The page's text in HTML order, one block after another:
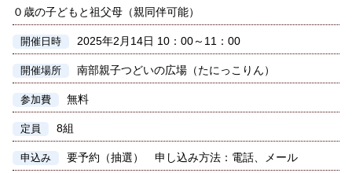
０歳の子どもと祖父母（親同伴可能）
開催日時 2025年2月14日 10：00～11：00
開催場所 南部親子つどいの広場（たにっこりん）
参加費 無料
定員 8組
申込み 要予約（抽選） 申し込み方法：電話、メール